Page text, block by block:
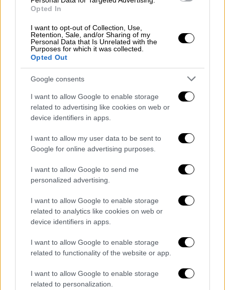
Opted In
I want to opt-out of Collection, Use,
Retention, Sale, and/or Sharing of my
Personal Data that Is Unrelated with the
Purposes for which it was collected.
Opted Out
Google consents
I want to allow Google to enable storage
related to advertising like cookies on web or
device identifiers in apps.
I want to allow my user data to be sent to
Google for online advertising purposes.
I want to allow Google to send me
personalized advertising.
I want to allow Google to enable storage
related to analytics like cookies on web or
device identifiers in apps.
I want to allow Google to enable storage
related to functionality of the website or app.
I want to allow Google to enable storage
related to personalization.
εισόδημαέως 29.000 ευρώ, προσαυξανόμενο
Η επιλογή των δικαιούχων βασίζεται στη
μοριοδότηση συγκεκριμένων κριτηρίων
(ΑμεΑ, μονογονέας, αριθμός παιδιών,
εισόδημα, πρώτη φορά συμμετοχή στο
πρόγραμμα ή μη συμμετοχή στα δύο
προηγούμενα προγράμματα, λόγω
μοριοδότησης), με αντικειμενικό και
Ολοκληρωμένου
Πληροφοριακού Συστήματος (ΟΠΣ) της
Όπως επισημαίνεται σε σχετική ανακοίνωση
ποσοστό 50%και άνω εξαιρούνται της
μοριοδότησης, εφόσον οι προσφερόμενες
αναπηρίαεπαρκούν για τη φιλοξενία όλων
των παιδιών αυτών, ενώ για πρώτη φορά
εφέτος οι πολύτεκνοι γονείς εξαιρούνται
από τη διαδικασία της μοριοδότησης και